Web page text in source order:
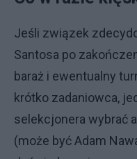
Jeśli związek
Santosa po
baraż i ewentualny
krótko zadaniowca,
selekcjonera wybrać
(może być Adam